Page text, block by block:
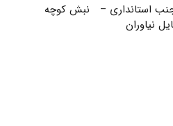
استانداری – نبش کوچه
نیاوران